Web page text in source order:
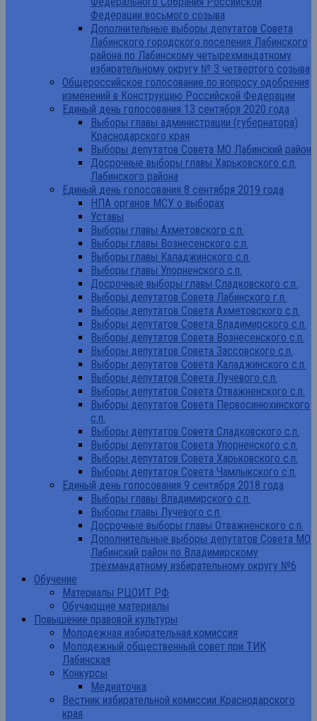
Федерации восьмого созыва
Дополнительные выборы депутатов Совета
Лабинского городского поселения Лабинского
района по Лабинскому четырехмандатному
избирательному округу № 3 четвертого созыва
Общероссийское голосование по вопросу одобрения
изменений в Конструкцию Российской Федерации
Единый день голосования 13 сентября 2020 года
Выборы главы администрации (губернатора)
Краснодарского края
Выборы депутатов Совета МО Лабинский район
Досрочные выборы главы Харьковского с.п.
Лабинского района
Единый день голосования 8 сентября 2019 года
НПА органов МСУ о выборах
Уставы
Выборы главы Ахметовского с.п.
Выборы главы Вознесенского с.п.
Выборы главы Каладжинского с.п.
Выборы главы Упорненского с.п.
Досрочные выборы главы Сладковского с.п.
Выборы депутатов Совета Лабинского г.п.
Выборы депутатов Совета Ахметовского с.п.
Выборы депутатов Совета Владимирского с.п.
Выборы депутатов Совета Вознесенского с.п.
Выборы депутатов Совета Зассовского с.п.
Выборы депутатов Совета Каладжинского с.п.
Выборы депутатов Совета Лучевого с.п.
Выборы депутатов Совета Отважненского с.п.
Выборы депутатов Совета Первосинюхинского
с.п.
Выборы депутатов Совета Сладковского с.п.
Выборы депутатов Совета Упорненского с.п.
Выборы депутатов Совета Харьковского с.п.
Выборы депутатов Совета Чамлыкского с.п.
Единый день голосования 9 сентября 2018 года
Выборы главы Владимирского с.п.
Выборы главы Лучевого с.п.
Досрочные выборы главы Отважненского с.п.
Дополнительные выборы депутатов Совета МО
Лабинский район по Владимирскому
трехмандатному избирательному округу №6
Обучение
Материалы РЦОИТ РФ
Обучающие материалы
Повышение правовой культуры
Молодежная избирательная комиссия
Молодежный общественный совет при ТИК
Лабинская
Конкурсы
Медиаточка
Вестник избирательной комиссии Краснодарского
края